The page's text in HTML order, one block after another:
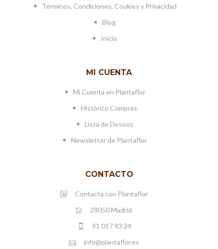
Términos, Condiciones, Cookies y Privacidad
Blog
Inicio
MI CUENTA
Mi Cuenta en Plantaflor
Histórico Compras
Lista de Deseos
Newsletter de Plantaflor
CONTACTO
Contacta con Plantaflor
28050 Madrid.
91 017 93 24
info@plantaflor.es